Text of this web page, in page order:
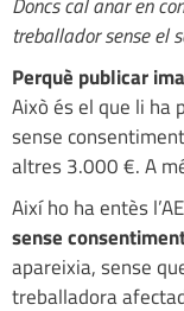
treballador sense el
Perquè publicar
Això és el que li ha
sense
altres 3.000 €. A
Així ho ha entès
sense
apareixia, sense
treballadora